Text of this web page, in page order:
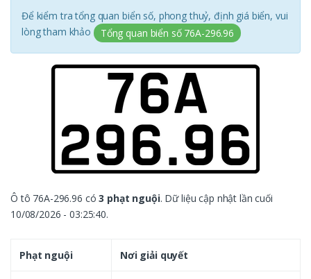
Để kiểm tra tổng quan biển số, phong thuỷ, định giá biển, vui
lòng tham khảo
Tổng quan biển số 76A-296.96
Ô tô 76A-296.96 có3 phạt nguội. Dữ liệu cập nhật lần cuối
10/08/2026 - 03:25:40.
Phạt nguội Nơi giải quyết